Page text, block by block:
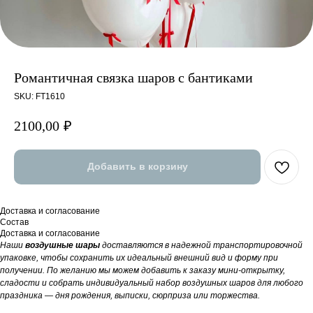
Романтичная связка шаров с бантиками
SKU: FT1610
2100,00 ₽
Добавить в корзину
Доставка и согласование
Состав
Доставка и согласование
Наши воздушные шары доставляются в надежной транспортировочной
упаковке, чтобы сохранить их идеальный внешний вид и форму при
получении. По желанию мы можем добавить к заказу мини-открытку,
сладости и собрать индивидуальный набор воздушных шаров для любого
праздника — дня рождения, выписки, сюрприза или торжества.